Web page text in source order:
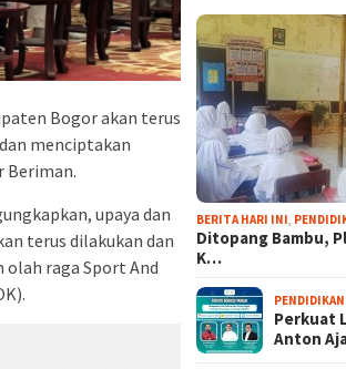
Bogor akan terus
menciptakan
Beriman.
upaya dan
terus dilakukan dan
olah raga Sport And
BERITA HARI INI
Ditopang Bambu,
K…
PENDIDIKAN
Perkuat
Anton